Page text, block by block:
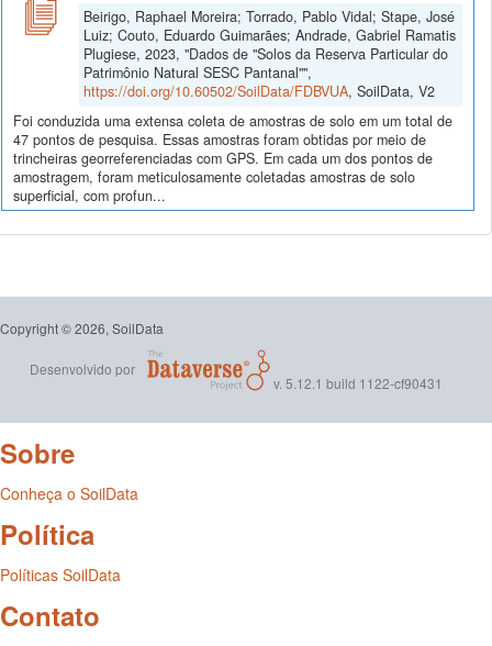
Beirigo, Raphael Moreira; Torrado, Pablo Vidal; Stape, José
Luiz; Couto, Eduardo Guimarães; Andrade, Gabriel Ramatis
Plugiese, 2023, "Dados de "Solos da Reserva Particular do
Patrimônio Natural SESC Pantanal"",
https://doi.org/10.60502/SoilData/FDBVUA, SoilData, V2
Foi conduzida uma extensa coleta de amostras de solo em um total de
47 pontos de pesquisa. Essas amostras foram obtidas por meio de
trincheiras georreferenciadas com GPS. Em cada um dos pontos de
amostragem, foram meticulosamente coletadas amostras de solo
superficial, com profun...
Copyright © 2026, SoilData
Desenvolvido por
v. 5.12.1 build 1122-cf90431
Sobre
Conheça o SoilData
Política
Políticas SoilData
Contato